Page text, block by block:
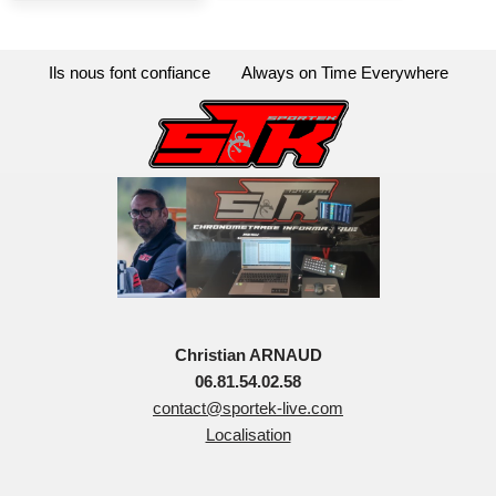
Ils nous font confiance Always on Time Everywhere
Christian ARNAUD
06.81.54.02.58
contact@sportek-live.com
Localisation